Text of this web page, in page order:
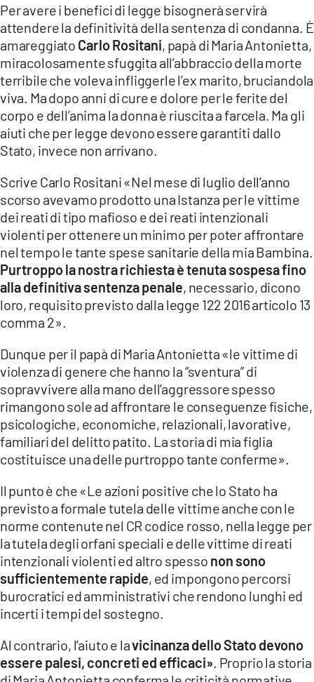
LACPLAY.IT
LACTV.IT
LACONAIR.IT
LACITYMAG.IT
ILREGGINO.IT
ILVIBONESE.IT
CATANZAROCHANNEL.IT
LACAPITALENEWS.IT
App
ANDROID
APPLE
Per avere i benefici di legge bisognerà servirà
attendere la definitività della sentenza di condanna. È
amareggiato Carlo Rositani, papà di Maria Antonietta,
miracolosamente sfuggita all’abbraccio della morte
terribile che voleva infliggerle l’ex marito, bruciandola
viva. Ma dopo anni di cure e dolore per le ferite del
corpo e dell’anima la donna è riuscita a farcela. Ma gli
aiuti che per legge devono essere garantiti dallo
Stato, invece non arrivano.
Scrive Carlo Rositani «Nel mese di luglio dell’anno
scorso avevamo prodotto una Istanza per le vittime
dei reati di tipo mafioso e dei reati intenzionali
violenti per ottenere un minimo per poter affrontare
nel tempo le tante spese sanitarie della mia Bambina.
Purtroppo la nostra richiesta è tenuta sospesa fino
alla definitiva sentenza penale, necessario, dicono
loro, requisito previsto dalla legge 122 2016 articolo 13
comma 2».
Dunque per il papà di Maria Antonietta «le vittime di
violenza di genere che hanno la “sventura” di
sopravvivere alla mano dell’aggressore spesso
rimangono sole ad affrontare le conseguenze fisiche,
psicologiche, economiche, relazionali, lavorative,
familiari del delitto patito. La storia di mia figlia
costituisce una delle purtroppo tante conferme».
Il punto è che «Le azioni positive che lo Stato ha
previsto a formale tutela delle vittime anche con le
norme contenute nel CR codice rosso, nella legge per
la tutela degli orfani speciali e delle vittime di reati
intenzionali violenti ed altro spesso non sono
sufficientemente rapide, ed impongono percorsi
burocratici ed amministrativi che rendono lunghi ed
incerti i tempi del sostegno.
Al contrario, l’aiuto e lavicinanza dello Stato devono
essere palesi, concreti ed efficaci» . Proprio la storia